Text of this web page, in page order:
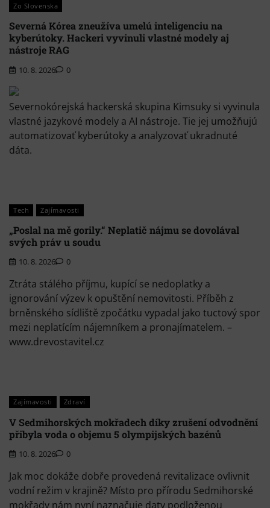
Zo Slovenska
Severná Kórea zneužíva umelú inteligenciu na
kyberútoky. Hackeri vyvinuli vlastné modely aj
nástroje RAG
10. 8. 2026 0
Severnokórejská hackerská skupina Kimsuky si vyvinula
vlastné jazykové modely a AI nástroje. Tie jej umožňujú
automatizovať kyberútoky a analyzovať ukradnuté
dáta.
Tech Zajímavosti
„Poslal na mě gorily.“ Neplatič nájmu se dovolával
svých práv u soudu
10. 8. 2026 0
Ztráta stálého příjmu, kupící se nedoplatky a
ignorování výzev k opuštění nemovitosti. Příběh z
brněnského sídliště zpočátku vypadal jako tuctový spor
mezi neplatícím nájemníkem a pronajímatelem. –
www.drevostavitel.cz
Zajímavosti Zdraví
V Sedmihorských mokřadech díky zrušení odvodnění
přibyla voda o objemu 5 olympijských bazénů
10. 8. 2026 0
Jak moc dokáže dobře provedená revitalizace ovlivnit
vodní režim v krajině? Místo pro přírodu Sedmihorské
mokřady nám nyní naznačuje daty podloženou